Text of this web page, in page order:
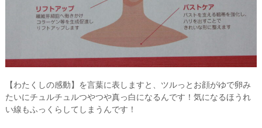
【わたくしの感動】を言葉に表しますと、ツルっとお顔がゆで卵み
たいにチュルチュルつやつや真っ白になるんです！気になるほうれ
い線もふっくらしてしまうんです！